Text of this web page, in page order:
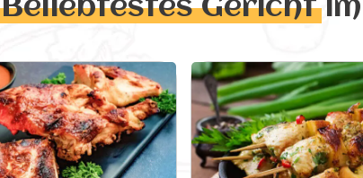
Beliebtestes Gerichtim